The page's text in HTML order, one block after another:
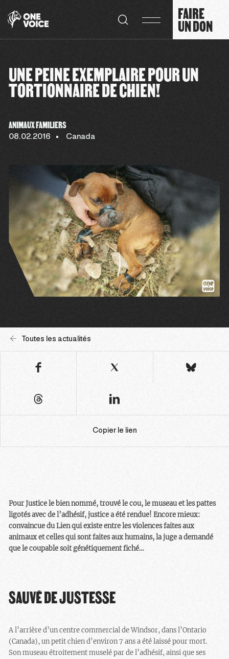
FAIRE
UN DON
UNE PEINE EXEMPLAIRE POUR UN
TORTIONNAIRE DE CHIEN!
ANIMAUX FAMILIERS
08.02.2016 Canada
Toutes les actualités
Copier le lien
Pour Justice le bien nommé, trouvé le cou, le museau et les pattes
ligotés avec de l’adhésif, justice a été rendue! Encore mieux:
convaincue du Lien qui existe entre les violences faites aux
animaux et celles qui sont faites aux humains, la juge a demandé
que le coupable soit génétiquement fiché…
SAUVÉ DE JUSTESSE
A l’arrière d’un centre commercial de Windsor, dans l’Ontario
(Canada), un petit chien d’environ 7 ans a été laissé pour mort.
Son museau étroitement muselé par de l’adhésif, ainsi que ses